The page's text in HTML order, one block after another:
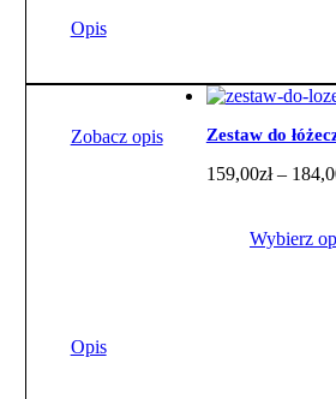
Opcje
wybrać
Opis
Zobacz opis Zestaw do
159,00zł –
Wybierz
Opis